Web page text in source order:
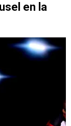
en la